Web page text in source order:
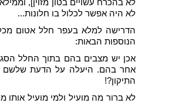
לא בהכרח עשויים בטון מזוין],
לא היה אפשר לכלול בו חלונות...
הדרישה למלא בעפר חלל אטום מכל
הנוספות הבאות:
אכן יש מצבים בהם בתוך החלל
אחר בהם. היעלה על הדעת שלשם
התיקון?!
לא ברור מה מועיל ולמי מועיל אותו